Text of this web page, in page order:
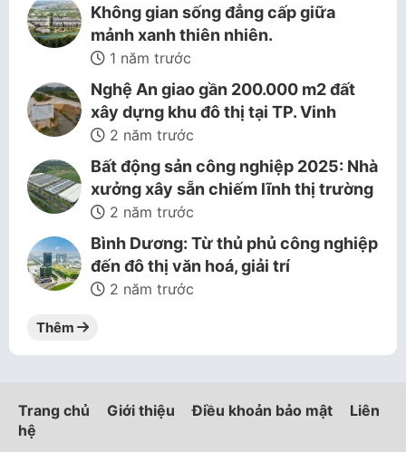
Không gian sống đẳng cấp giữa
mảnh xanh thiên nhiên.
1 năm trước
Nghệ An giao gần 200.000 m2 đất
xây dựng khu đô thị tại TP. Vinh
2 năm trước
Bất động sản công nghiệp 2025: Nhà
xưởng xây sẵn chiếm lĩnh thị trường
2 năm trước
Bình Dương: Từ thủ phủ công nghiệp
đến đô thị văn hoá, giải trí
2 năm trước
Thêm
Trang chủ Giới thiệu Điều khoản bảo mật
Liên
hệ